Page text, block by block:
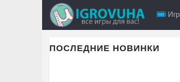
ПОСЛЕДНИЕ НОВИНКИ